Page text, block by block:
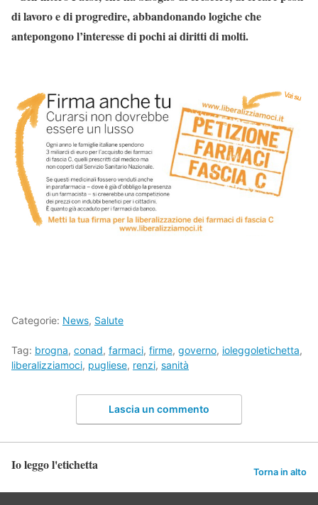
di lavoro e di progredire, abbandonando logiche che
antepongono l’interesse di pochi ai diritti di molti.
Categorie: News, Salute
Tag: brogna, conad, farmaci, firme, governo, ioleggoletichetta,
liberalizziamoci, pugliese, renzi, sanità
Lascia un commento
Io leggo l'etichetta Torna in alto